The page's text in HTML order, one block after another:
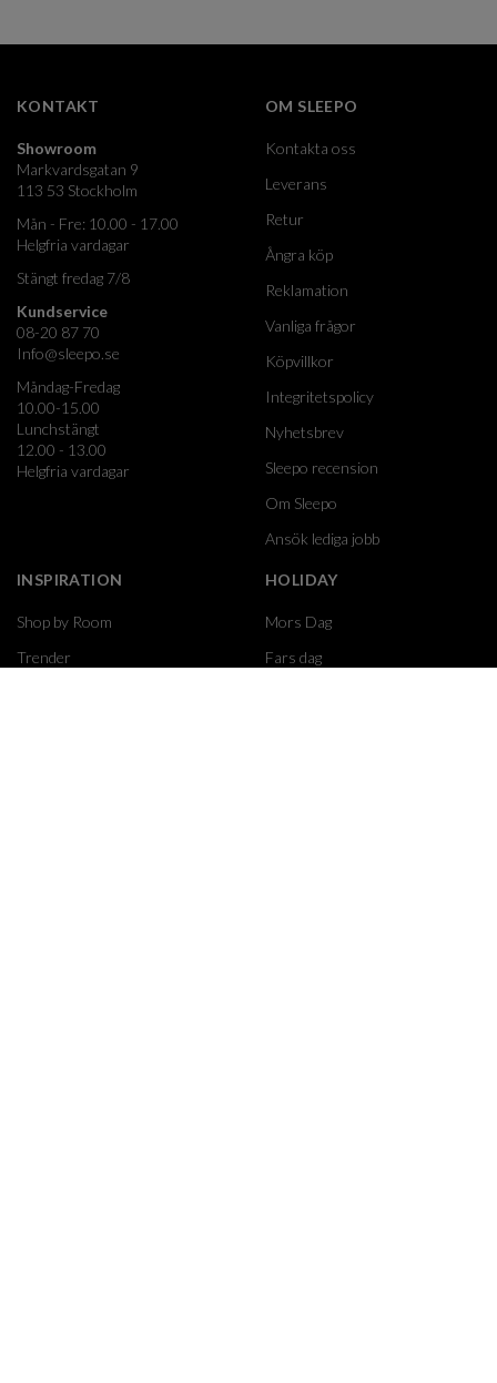
KONTAKT
Showroom
Markvardsgatan 9
113 53 Stockholm
Mån - Fre: 10.00 - 17.00
Helgfria vardagar
Stängt fredag 7/8
Kundservice
08-20 87 70
Info@sleepo.se
Måndag-Fredag
10.00-15.00
Lunchstängt
12.00 - 13.00
Helgfria vardagar
OM SLEEPO
Kontakta oss
Leverans
Retur
Ångra köp
Reklamation
Vanliga frågor
Köpvillkor
Integritetspolicy
Nyhetsbrev
Sleepo recension
Om Sleepo
Ansök lediga jobb
INSPIRATION
Shop by Room
Trender
HOLIDAY
Mors Dag
Fars dag